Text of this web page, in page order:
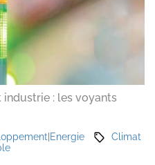
industrie : les voyants
|Energie Climat